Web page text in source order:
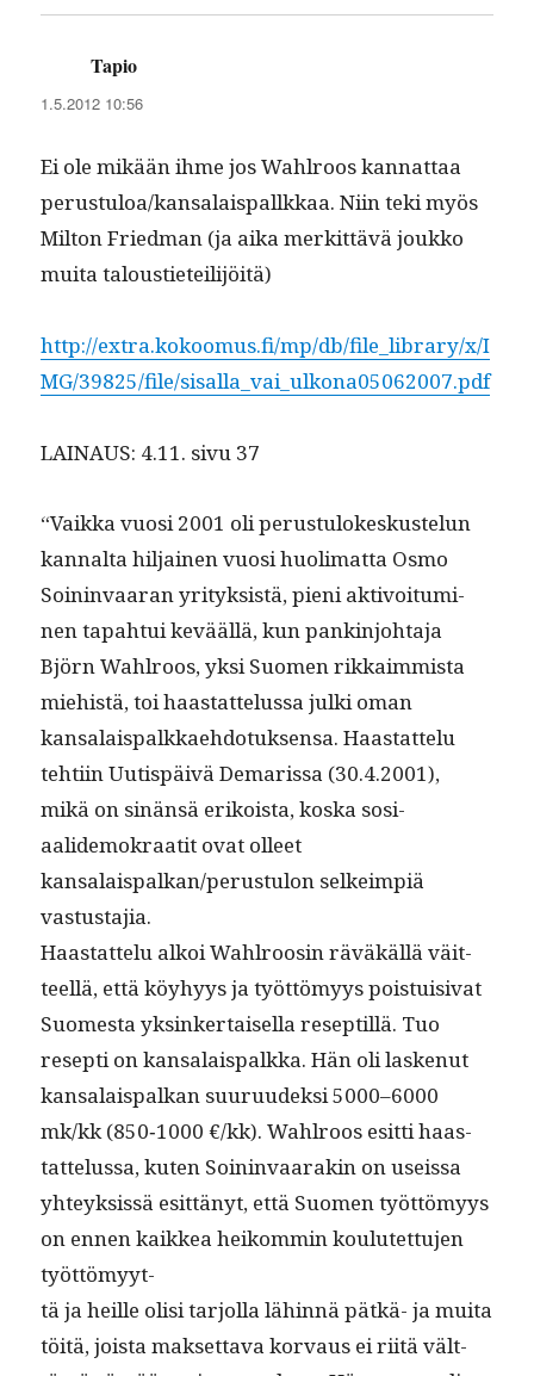
Tapio
1.5.2012 10:56
Ei ole mikään ihme jos Wahlroos kan­nat­taa
perustuloa/kansalaispallkkaa. Niin teki myös
Mil­ton Fried­man (ja aika merkit­tävä joukko
mui­ta taloustieteilijöitä)
http://extra.kokoomus.fi/mp/db/file_library/x/I
MG/39825/file/sisalla_vai_ulkona05062007.pdf
LAINAUS: 4.11. sivu 37
“Vaik­ka vuosi 2001 oli perus­tu­lokeskustelun
kannal­ta hil­jainen vuosi huoli­mat­ta Osmo
Soin­in­vaaran yri­tyk­sistä, pieni aktivoitu­mi­
nen tapah­tui kevääl­lä, kun pank­in­jo­hta­ja
Björn Wahlroos, yksi Suomen rikkaim­mista
miehistä, toi haas­tat­telus­sa jul­ki oman
kansalais­palkkae­hdo­tuk­sen­sa. Haas­tat­telu
tehti­in Uutispäivä Demaris­sa (30.4.2001),
mikä on sinän­sä erikoista, kos­ka sosi­
aalidemokraatit ovat olleet
kansalaispalkan/perustulon selkeimpiä
vastustajia.
Haas­tat­telu alkoi Wahlroosin räväkäl­lä väit­
teel­lä, että köy­hyys ja työt­tömyys pois­tu­isi­vat
Suomes­ta yksinker­taisel­la resep­til­lä. Tuo
resep­ti on kansalais­palk­ka. Hän oli laskenut
kansalais­palkan suu­ru­udek­si 5000–6000
mk/kk (850‑1000 €/kk). Wahlroos esit­ti haas­
tat­telus­sa, kuten Soin­in­vaarakin on useis­sa
yhteyk­sis­sä esit­tänyt, että Suomen työt­tömyys
on ennen kaikkea heikom­min koulutet­tu­jen
työttömyyt-
tä ja heille olisi tar­jol­la lähin­nä pätkä- ja mui­ta
töitä, joista mak­set­ta­va kor­vaus ei riitä vält­